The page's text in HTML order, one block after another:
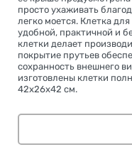
просто ухаживать
легко моется. Клетка
удобной, практичной и
клетки делает
покрытие прутьев
сохранность внешнего
изготовлены клетки
42х26х42 см.